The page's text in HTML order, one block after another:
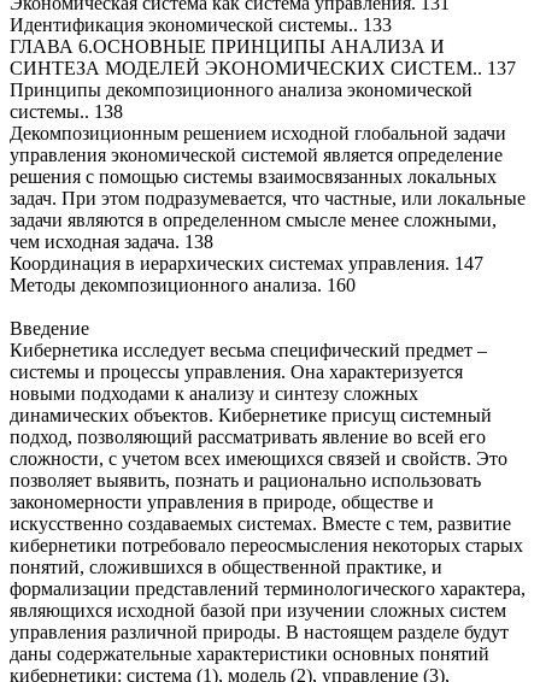
Идентификация экономической системы.. 133
ГЛАВА 6.ОСНОВНЫЕ ПРИНЦИПЫ АНАЛИЗА И
СИНТЕЗА МОДЕЛЕЙ ЭКОНОМИЧЕСКИХ СИСТЕМ.. 137
Принципы декомпозиционного анализа экономической
системы.. 138
Декомпозиционным решением исходной глобальной задачи
управления экономической системой является определение
решения с помощью системы взаимосвязанных локальных
задач. При этом подразумевается, что частные, или локальные
задачи являются в определенном смысле менее сложными,
чем исходная задача. 138
Координация в иерархических системах управления. 147
Методы декомпозиционного анализа. 160
Введение
Кибернетика исследует весьма специфический предмет –
системы и процессы управления. Она характеризуется
новыми подходами к анализу и синтезу сложных
динамических объектов. Кибернетике присущ системный
подход, позволяющий рассматривать явление во всей его
сложности, с учетом всех имеющихся связей и свойств. Это
позволяет выявить, познать и рационально использовать
закономерности управления в природе, обществе и
искусственно создаваемых системах. Вместе с тем, развитие
кибернетики потребовало переосмысления некоторых старых
понятий, сложившихся в общественной практике, и
формализации представлений терминологического характера,
являющихся исходной базой при изучении сложных систем
управления различной природы. В настоящем разделе будут
даны содержательные характеристики основных понятий
кибернетики: система (1), модель (2), управление (3),